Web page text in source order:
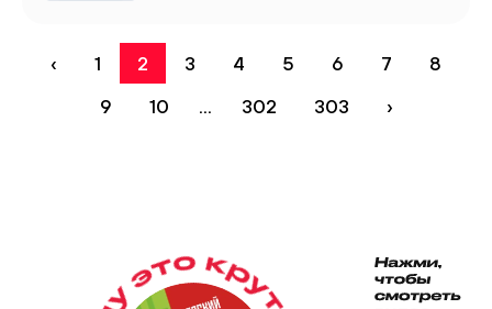
‹ 1 2 3 4 5 6 7
8
9
10 ... 302 303 ›